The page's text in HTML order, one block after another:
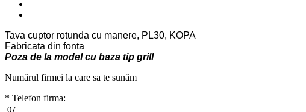
Tava cuptor rotunda cu manere, PL30, KOPA
Fabricata din fonta
Poza de la model cu baza tip grill
Numărul firmei la care sa te sunăm
* Telefon firma: